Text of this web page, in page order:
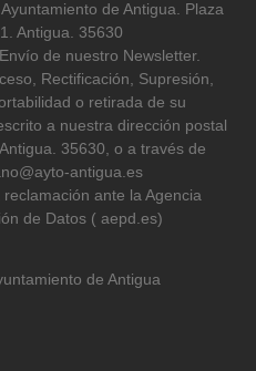
de Antigua. Plaza
Antigua. 35630
de nuestro Newsletter.
Rectificación, Supresión,
o retirada de su
a nuestra dirección postal
35630, o a través de
antigua.es
ante la Agencia
de Datos ( aepd.es)
de Antigua